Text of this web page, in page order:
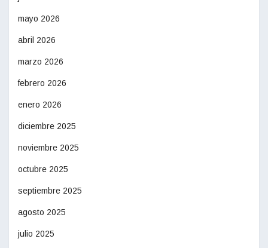
mayo 2026
abril 2026
marzo 2026
febrero 2026
enero 2026
diciembre 2025
noviembre 2025
octubre 2025
septiembre 2025
agosto 2025
julio 2025